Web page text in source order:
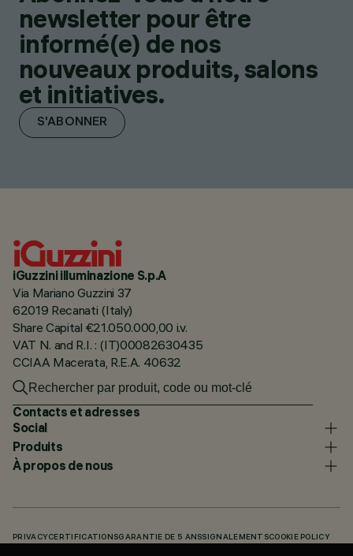
newsletter pour être
informé(e) de nos
nouveaux produits, salons
et initiatives.
S'ABONNER
iGuzzini illuminazione S.p.A
Via Mariano Guzzini 37
62019 Recanati (Italy)
Share Capital €21.050.000,00 i.v.
VAT N. and R.I. : (IT)00082630435
CCIAA Macerata, R.E.A. 40632
Contacts et adresses
Social
Produits
À propos de nous
PRIVACY CERTIFICATIONSGARANTIE DE 5 ANSSIGNALEMENTSCOOKIE POLICY